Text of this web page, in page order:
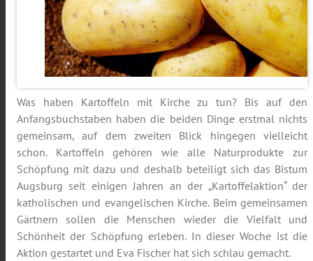
Was haben Kartoffeln mit Kirche zu tun? Bis auf den
Anfangsbuchstaben haben die beiden Dinge erstmal nichts
gemeinsam, auf dem zweiten Blick hingegen vielleicht
schon. Kartoffeln gehören wie alle Naturprodukte zur
Schöpfung mit dazu und deshalb beteiligt sich das Bistum
Augsburg seit einigen Jahren an der „Kartoffelaktion“ der
katholischen und evangelischen Kirche. Beim gemeinsamen
Gärtnern sollen die Menschen wieder die Vielfalt und
Schönheit der Schöpfung erleben. In dieser Woche ist die
Aktion gestartet und Eva Fischer hat sich schlau gemacht.